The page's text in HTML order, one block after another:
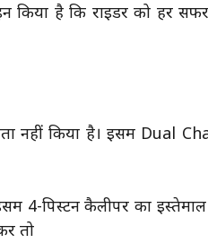
किया है कि राइडर को हर
नहीं किया है। इसमें Dual
4-पिस्टन कैलीपर का
तो